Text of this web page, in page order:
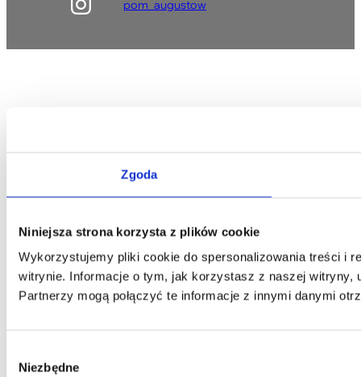
Zgoda
Niniejsza strona korzysta z plików cookie
Wykorzystujemy pliki cookie do spersonalizowania treści i
witrynie. Informacje o tym, jak korzystasz z naszej witryny,
Partnerzy mogą połączyć te informacje z innymi danymi
zgody
Niezbędne
pom_augustow